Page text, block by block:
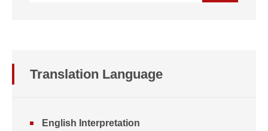
Translation Language
English Interpretation